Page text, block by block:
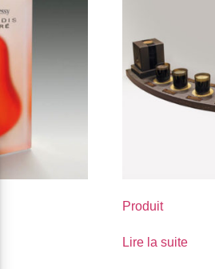
Produit
Lire la suite